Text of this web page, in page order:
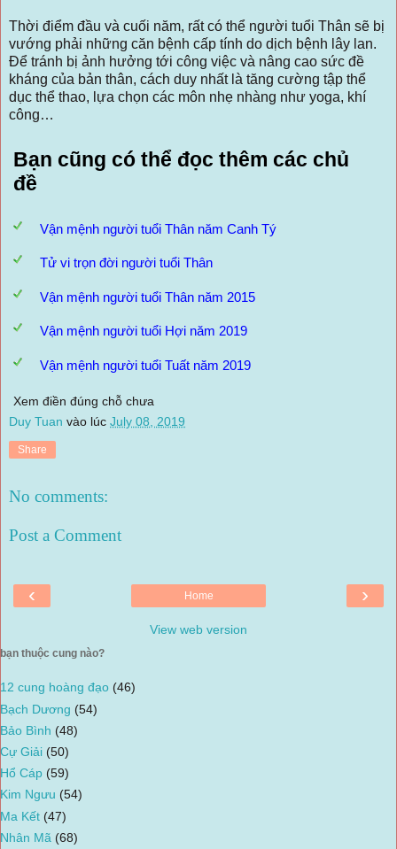
Thời điểm đầu và cuối năm, rất có thể người tuổi Thân sẽ bị
vướng phải những căn bệnh cấp tính do dịch bệnh lây lan.
Để tránh bị ảnh hưởng tới công việc và nâng cao sức đề
kháng của bản thân, cách duy nhất là tăng cường tập thể
dục thể thao, lựa chọn các môn nhẹ nhàng như yoga, khí
công…
Bạn cũng có thể đọc thêm các chủ
đề
Vận mệnh người tuổi Thân năm Canh Tý
Tử vi trọn đời người tuổi Thân
Vận mệnh người tuổi Thân năm 2015
Vận mệnh người tuổi Hợi năm 2019
Vận mệnh người tuổi Tuất năm 2019
Xem điền đúng chỗ chưa
Duy Tuan vào lúc July 08, 2019
Share
No comments:
Post a Comment
‹ ›
Home
View web version
bạn thuộc cung nào?
12 cung hoàng đạo (46)
Bạch Dương (54)
Bảo Bình (48)
Cự Giải (50)
Hổ Cáp (59)
Kim Ngưu (54)
Ma Kết (47)
Nhân Mã (68)